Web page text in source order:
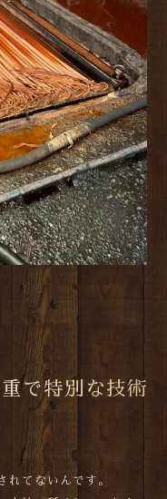
で特別な技術
れてないんです。